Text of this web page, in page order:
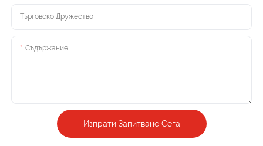
Търговско Дружество
Съдържание
Изпрати Запитване Сега